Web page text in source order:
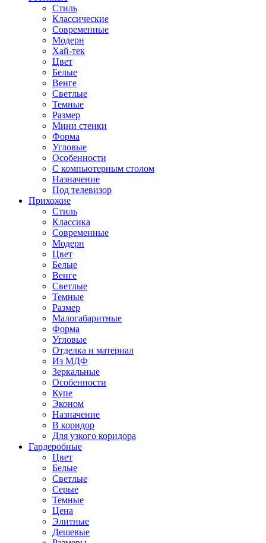
Стиль
Классические
Современные
Модерн
Хай-тек
Цвет
Белые
Венге
Светлые
Темные
Размер
Мини стенки
Форма
Угловые
Особенности
С компьютерным столом
Назначение
Под телевизор
Прихожие
Стиль
Классика
Современные
Модерн
Цвет
Белые
Венге
Светлые
Темные
Размер
Малогабаритные
Форма
Угловые
Отделка и материал
Из МДФ
Зеркальные
Особенности
Купе
Эконом
Назначение
В коридор
Для узкого коридора
Гардеробные
Цвет
Белые
Светлые
Серые
Темные
Цена
Элитные
Дешевые